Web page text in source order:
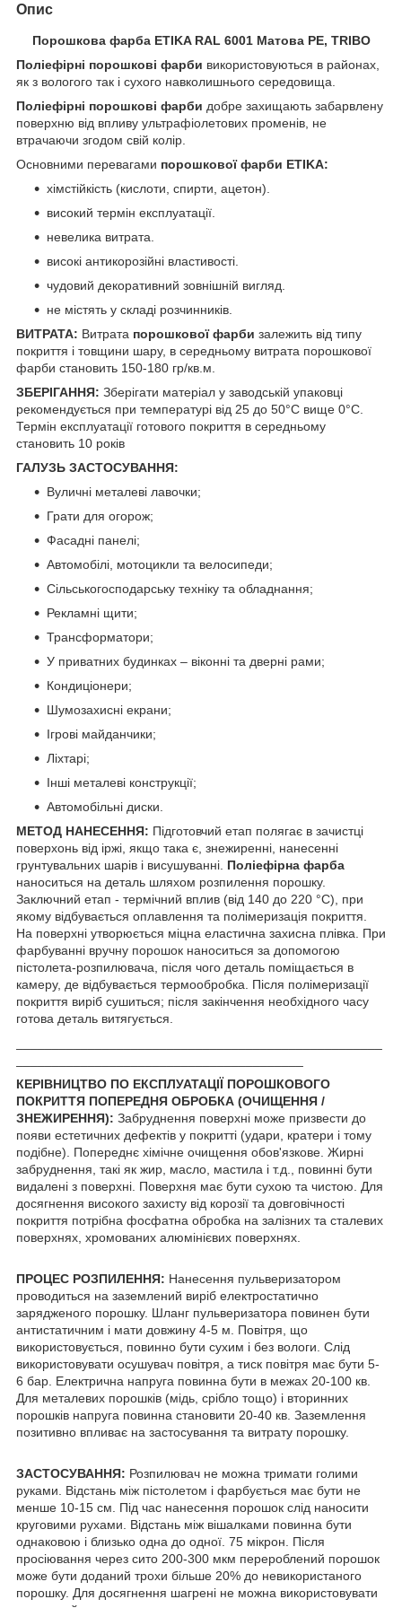
Опис
Порошкова фарба ETIKA RAL 6001 Матова PE, TRIBO
Поліефірні порошкові фарби використовуються в районах,
як з вологого так і сухого навколишнього середовища.
Поліефірні порошкові фарби добре захищають забарвлену
поверхню від впливу ультрафіолетових променів, не
втрачаючи згодом свій колір.
Основними перевагами порошкової фарби ETIKA:
хімстійкість (кислоти, спирти, ацетон).
високий термін експлуатації.
невелика витрата.
високі антикорозійні властивості.
чудовий декоративний зовнішній вигляд.
не містять у складі розчинників.
ВИТРАТА: Витрата порошкової фарби залежить від типу
покриття і товщини шару, в середньому витрата порошкової
фарби становить 150-180 гр/кв.м.
ЗБЕРІГАННЯ: Зберігати матеріал у заводській упаковці
рекомендується при температурі від 25 до 50°С вище 0°С.
Термін експлуатації готового покриття в середньому
становить 10 років
ГАЛУЗЬ ЗАСТОСУВАННЯ:
Вуличні металеві лавочки;
Грати для огорож;
Фасадні панелі;
Автомобілі, мотоцикли та велосипеди;
Сільськогосподарську техніку та обладнання;
Рекламні щити;
Трансформатори;
У приватних будинках – віконні та дверні рами;
Кондиціонери;
Шумозахисні екрани;
Ігрові майданчики;
Ліхтарі;
Інші металеві конструкції;
Автомобільні диски.
МЕТОД НАНЕСЕННЯ: Підготовчий етап полягає в зачистці
поверхонь від іржі, якщо така є, знежиренні, нанесенні
грунтувальних шарів і висушуванні. Поліефірна фарба
наноситься на деталь шляхом розпилення порошку.
Заключний етап - термічний вплив (від 140 до 220 °С), при
якому відбувається оплавлення та полімеризація покриття.
На поверхні утворюється міцна еластична захисна плівка. При
фарбуванні вручну порошок наноситься за допомогою
пістолета-розпилювача, після чого деталь поміщається в
камеру, де відбувається термообробка. Після полімеризації
покриття виріб сушиться; після закінчення необхідного часу
готова деталь витягується.
КЕРІВНИЦТВО ПО ЕКСПЛУАТАЦІЇ ПОРОШКОВОГО
ПОКРИТТЯ ПОПЕРЕДНЯ ОБРОБКА (ОЧИЩЕННЯ /
ЗНЕЖИРЕННЯ): Забруднення поверхні може призвести до
появи естетичних дефектів у покритті (удари, кратери і тому
подібне). Попереднє хімічне очищення обов'язкове. Жирні
забруднення, такі як жир, масло, мастила і т.д., повинні бути
видалені з поверхні. Поверхня має бути сухою та чистою. Для
досягнення високого захисту від корозії та довговічності
покриття потрібна фосфатна обробка на залізних та сталевих
поверхнях, хромованих алюмінієвих поверхнях.
ПРОЦЕС РОЗПИЛЕННЯ: Нанесення пульверизатором
проводиться на заземлений виріб електростатично
зарядженого порошку. Шланг пульверизатора повинен бути
антистатичним і мати довжину 4-5 м. Повітря, що
використовується, повинно бути сухим і без вологи. Слід
використовувати осушувач повітря, а тиск повітря має бути 5-
6 бар. Електрична напруга повинна бути в межах 20-100 кв.
Для металевих порошків (мідь, срібло тощо) і вторинних
порошків напруга повинна становити 20-40 кв. Заземлення
позитивно впливає на застосування та витрату порошку.
ЗАСТОСУВАННЯ: Розпилювач не можна тримати голими
руками. Відстань між пістолетом і фарбується має бути не
менше 10-15 см. Під час нанесення порошок слід наносити
круговими рухами. Відстань між вішалками повинна бути
однаковою і близько одна до одної. 75 мікрон. Після
просіювання через сито 200-300 мкм перероблений порошок
може бути доданий трохи більше 20% до невикористаного
порошку. Для досягнення шагрені не можна використовувати